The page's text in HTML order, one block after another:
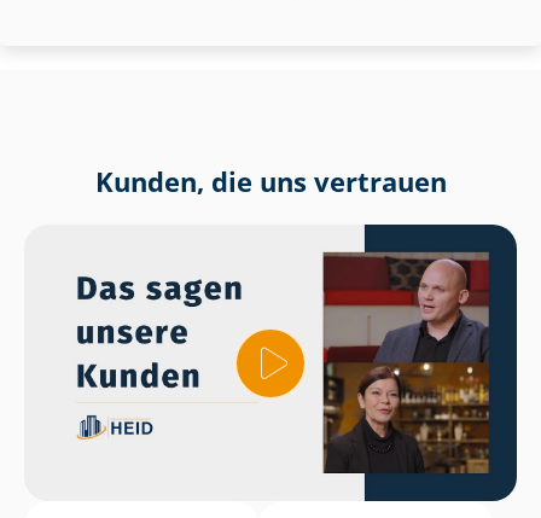
Kunden, die uns vertrauen